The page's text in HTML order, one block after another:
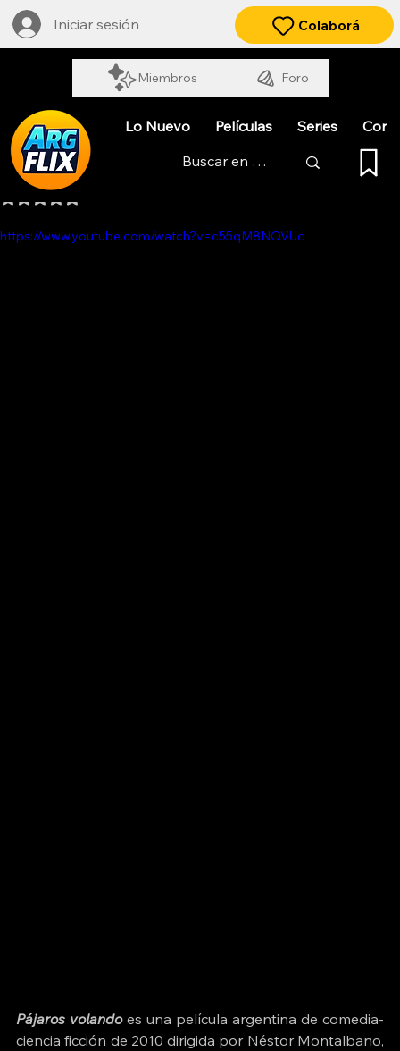
Iniciar sesión
Miembros Foro
Colaborá
Lo Nuevo Películas Series
PAJAROS VOLANDO
Obtuvo NaN de 5 estrellas.
https://www.youtube.com/watch?v=c55qM8NQVUc
Pájaros volando es una película argentina de comedia-
ciencia ficción de 2010 dirigida por Néstor Montalbano,